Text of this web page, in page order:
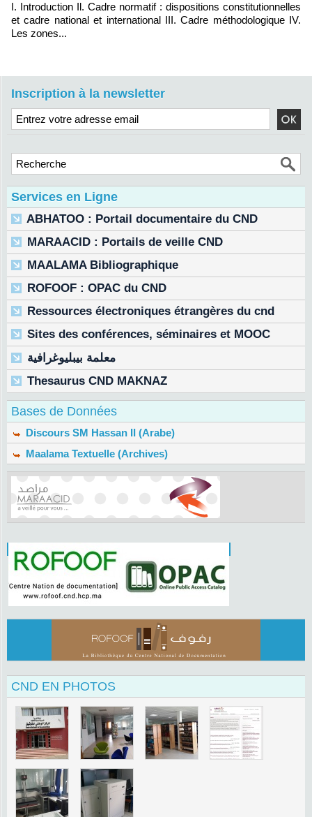
I. Introduction Il. Cadre normatif : dispositions constitutionnelles
et cadre national et international III. Cadre méthodologique IV.
Les zones...
Inscription à la newsletter
Services en Ligne
ABHATOO : Portail documentaire du CND
MARAACID : Portails de veille CND
MAALAMA Bibliographique
ROFOOF : OPAC du CND
Ressources électroniques étrangères du cnd
Sites des conférences, séminaires et MOOC
معلمة بيبليوغرافية
Thesaurus CND MAKNAZ
Bases de Données
Discours SM Hassan II (Arabe)
Maalama Textuelle (Archives)
CND EN PHOTOS